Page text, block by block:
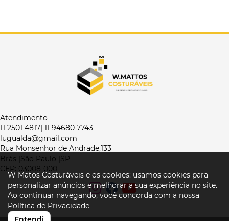
Atendimento
11 2501 4817| 11 94680 7743
lugualda@gmail.com
Rua Monsenhor de Andrade,133
Brás |São Paulo |SP
CEP: 03008-000
W Matos Costuráveis e os cookies: usamos cookies para
personalizar anúncios e melhorar a sua experiência no site.
Ao continuar navegando, você concorda com a nossa
Política de Privacidade